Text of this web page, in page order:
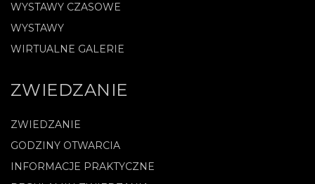
WYSTAWY CZASOWE
WYSTAWY
WIRTUALNE GALERIE
ZWIEDZANIE
ZWIEDZANIE
GODZINY OTWARCIA
INFORMACJE PRAKTYCZNE